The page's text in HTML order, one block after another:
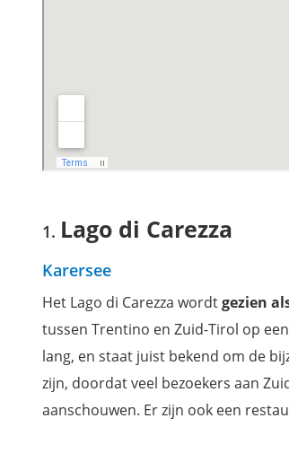
Extra: download je gratis reisgids
Lago di Carezza
Karersee
Het Lago di Carezza wordtgezien
tussen Trentino en Zuid-Tirol op
lang, en staat juist bekend om de
zijn, doordat veel bezoekers aan
aanschouwen. Er zijn ook een